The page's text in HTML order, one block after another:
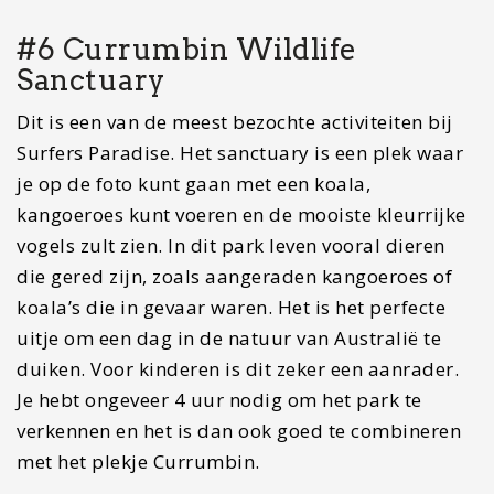
De Gold Coast staat in Australië ook algemeen
bekend als het gebied met attractieparken. Er
liggen namelijk vier attractieparken op een kleine
afstand. De volgende vier attractieparken kun je
hier vinden:
Dreamworld (het allergrootste pretpark van
Australië)
Wet’n Wild (water attracties)
Movieworld (van Warner Brothers)
Sea World.
De parken liggen zo dicht bij elkaar dat je
meerder parken op een dag kunt bezoeken. Ik
raad je aan om gewoon een park per dag te